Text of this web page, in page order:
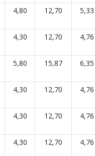
4,80 12,70 5,33
4,30 12,70 4,76
5,80 15,87 6,35
4,30 12,70 4,76
4,30 12,70 4,76
4,30 12,70 4,76